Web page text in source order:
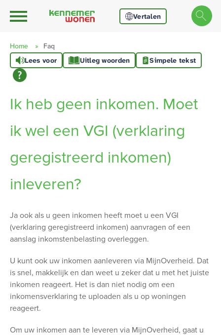
Naar hoofdinhoud
Naar hoofdnavigatiemenu
Naar zoeken
Naar de homepage
Ga naar Hoofd Vertalen
Home Faq
Lees voor Uitleg woorden Simpele tekst
Ik heb geen inkomen. Moet
ik wel een VGI (verklaring
geregistreerd inkomen)
inleveren?
Algemeen
Ja ook als u geen inkomen heeft moet u een VGI
(verklaring geregistreerd inkomen) aanvragen of een
aanslag inkomstenbelasting overleggen.
U kunt ook uw inkomen aanleveren via MijnOverheid. Dat
is snel, makkelijk en dan weet u zeker dat u met het juiste
inkomen reageert. Het is dan niet nodig om een
inkomensverklaring te uploaden als u op woningen
reageert.
Om uw inkomen aan te leveren via MijnOverheid, gaat u